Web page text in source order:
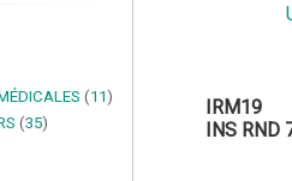
(11)
(35)
IRM19
INS RND